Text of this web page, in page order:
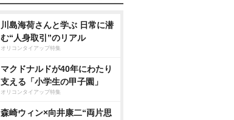
川島海荷さんと学ぶ 日常に潜
む“人身取引”のリアル
オリコンタイアップ特集
マクドナルドが40年にわたり
支える「小学生の甲子園」
オリコンタイアップ特集
森崎ウィン×向井康二“両片思